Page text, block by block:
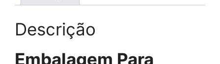
Descrição
Embalagem Para